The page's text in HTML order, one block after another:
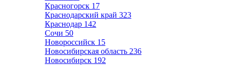
Красногорск 17
Краснодарский край 323
Краснодар 142
Сочи 50
Новороссийск 15
Новосибирская область 236
Новосибирск 192